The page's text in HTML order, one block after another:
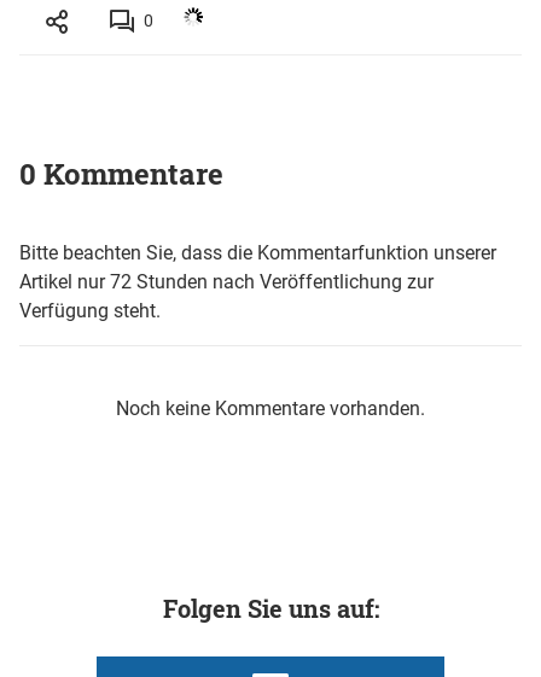
0
0 Kommentare
Bitte beachten Sie, dass die Kommentarfunktion unserer
Artikel nur 72 Stunden nach Veröffentlichung zur
Verfügung steht.
Noch keine Kommentare vorhanden.
Folgen Sie uns auf: